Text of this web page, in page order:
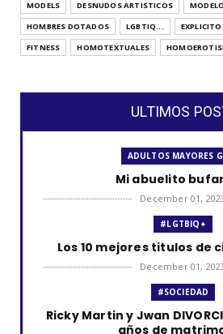
MODELS
DESNUDOS ARTISTICOS
HOMBRES DOTADOS
LGBTIQ... EXPLICITO
FITNESS
HOMOTEXTUALES
ULTIMOS
ADULTOS MAYORES
Mi abuelito
December 01,
#LGTBIQ+
Los 10 mejores titulos de
December 01,
#SOCIEDAD
Ricky Martin y Jwan
años de